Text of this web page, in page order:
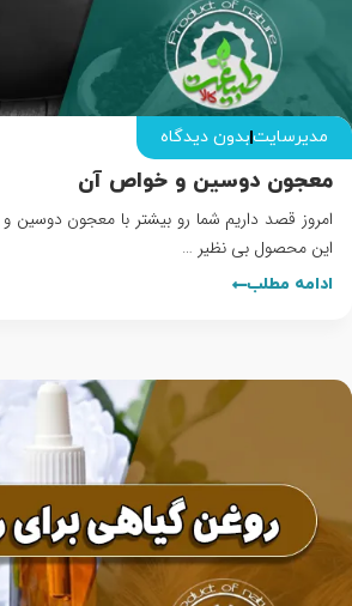
مدیرسایتبدون دیدگاه
معجون دوسین و خواص آن
امروز قصد داریم شما رو بیشتر با معجون دوسین
این محصول بی نظیر …
ادامه مطلب